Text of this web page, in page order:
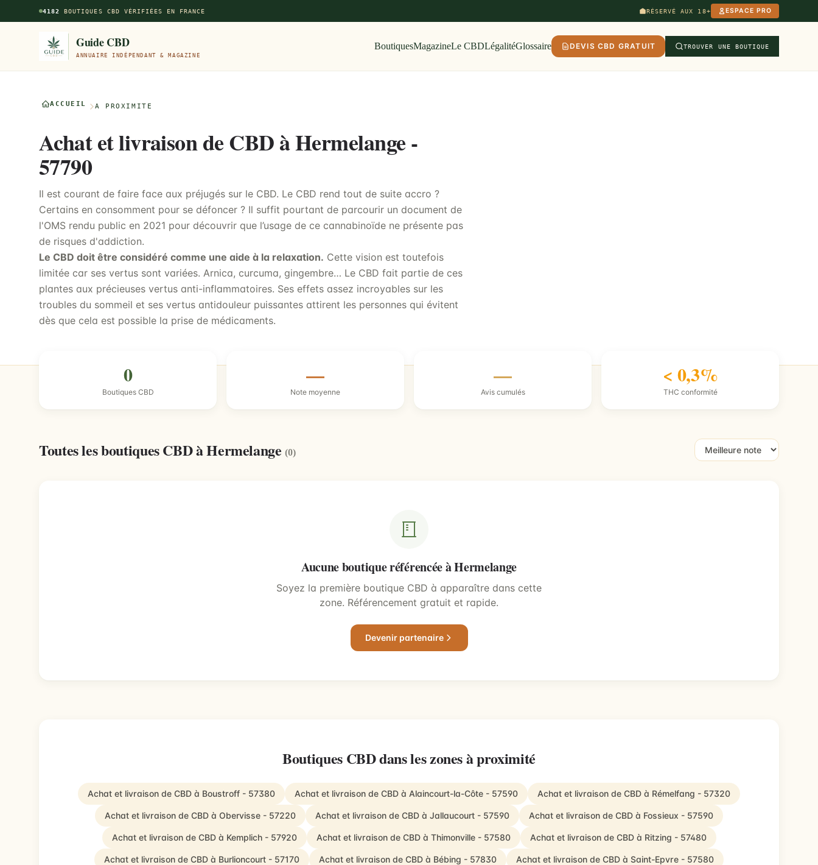
Aller au contenu principal
4182 BOUTIQUES CBD VÉRIFIÉES EN FRANCE RÉSERVÉ AUX 18+ ESPACE PRO
Guide CBD
ANNUAIRE INDÉPENDANT & MAGAZINE
BoutiquesMagazineLe CBDLégalitéGlossaire DEVIS CBD GRATUIT TROUVER UNE BOUTIQUE
ACCUEIL À PROXIMITÉ
Achat et livraison de CBD à Hermelange -
57790
Il est courant de faire face aux préjugés sur le CBD. Le CBD rend tout de suite accro ?
Certains en consomment pour se défoncer ? Il suffit pourtant de parcourir un document de
l'OMS rendu public en 2021 pour découvrir que l’usage de ce cannabinoïde ne présente pas
de risques d'addiction.
Le CBD doit être considéré comme une aide à la relaxation. Cette vision est toutefois
limitée car ses vertus sont variées. Arnica, curcuma, gingembre… Le CBD fait partie de ces
plantes aux précieuses vertus anti-inflammatoires. Ses effets assez incroyables sur les
troubles du sommeil et ses vertus antidouleur puissantes attirent les personnes qui évitent
dès que cela est possible la prise de médicaments.
0
Boutiques CBD
—
Note moyenne
—
Avis cumulés
< 0,3%
THC conformité
Toutes les boutiques CBD à Hermelange(0)
Aucune boutique référencée à Hermelange
Soyez la première boutique CBD à apparaître dans cette
zone. Référencement gratuit et rapide.
Devenir partenaire
Boutiques CBD dans les zones à proximité
Achat et livraison de CBD à Boustroff - 57380 Achat et livraison de CBD à Alaincourt-la-Côte - 57590 Achat et livraison de CBD à Rémelfang - 57320
Achat et livraison de CBD à Obervisse - 57220 Achat et livraison de CBD à Jallaucourt - 57590 Achat et livraison de CBD à Fossieux - 57590
Achat et livraison de CBD à Kemplich - 57920 Achat et livraison de CBD à Thimonville - 57580 Achat et livraison de CBD à Ritzing - 57480
Achat et livraison de CBD à Burlioncourt - 57170 Achat et livraison de CBD à Bébing - 57830 Achat et livraison de CBD à Saint-Epvre - 57580